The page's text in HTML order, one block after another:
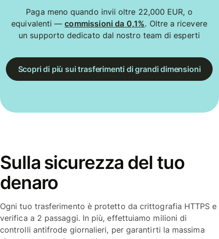
Paga meno quando invii oltre 22,000 EUR, o
equivalenti —commissioni da 0,1%. Oltre a ricevere
un supporto dedicato dal nostro team di esperti
Scopri di più sui trasferimenti di grandi dimensioni
Sulla sicurezza del tuo
denaro
Ogni tuo trasferimento è protetto da crittografia HTTPS e
verifica a 2 passaggi. In più, effettuiamo milioni di
controlli antifrode giornalieri, per garantirti la massima